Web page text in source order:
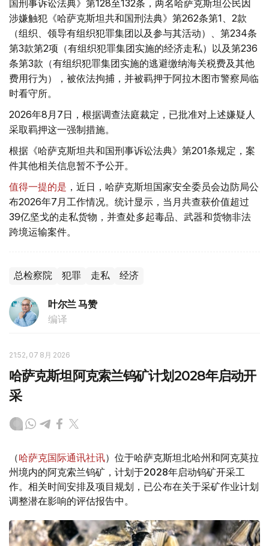
国刑事诉讼法典》第128至132条，两名哈萨克斯坦公民因
涉嫌触犯《哈萨克斯坦共和国刑法典》第262条第1、2款
（组织、领导有组织犯罪集团以及参与其活动）、第234条
第3款第2项（有组织犯罪集团实施的经济走私）以及第236
条第3款（有组织犯罪集团实施的逃避缴纳海关税费及其他
费用行为），被依法拘捕，并被羁押于阿拉木图市警察局临
时看守所。
2026年8月7日，根据调查法庭裁定，已批准对上述嫌疑人
采取羁押这一强制措施。
根据《哈萨克斯坦共和国刑事诉讼法典》第201条规定，案
件其他相关信息暂不予公开。
值得一提的是 ，近日，哈萨克斯坦国家安全委员会边防局公
布2026年7月工作情况。统计显示，当月共查获价值超过
39亿坚戈的走私货物，并查处多起毒品、武器和货物非法
跨境运输案件。
总检察院 犯罪 走私 经济
叶尔兰 马赞
编译
21:52, 07 8月 2026
哈萨克斯坦阿克索兰钨矿计划2028年启动开
采
（哈萨克国际通讯社讯）位于哈萨克斯坦北哈州和阿克莫拉
州境内的阿克索兰钨矿，计划于2028年启动钨矿开采工
作。相关时间安排及项目规划，已公布在关于采矿作业计划
调整潜在影响的评估报告中。